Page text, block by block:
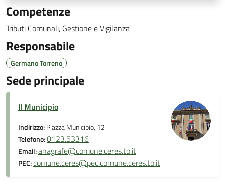
Competenze
Tributi Comunali, Gestione e Vigilanza
Responsabile
Germano Torreno
Sede principale
Il Municipio
Indirizzo:Piazza Municipio, 12
Telefono:0123.53316
Email:anagrafe@comune.ceres.to.it
PEC:comune.ceres@pec.comune.ceres.to.it